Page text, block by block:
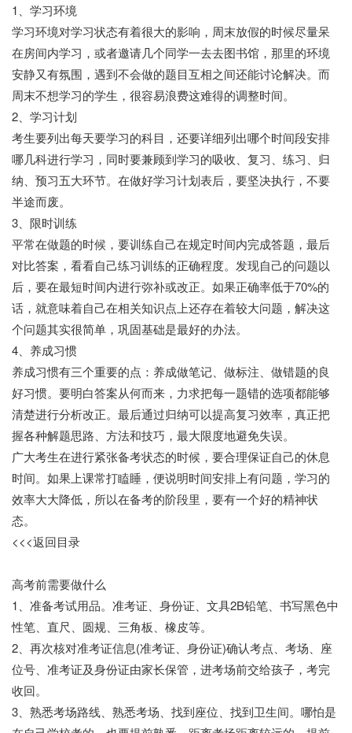
1、学习环境
学习环境对学习状态有着很大的影响，周末放假的时候尽量呆
在房间内学习，或者邀请几个同学一去去图书馆，那里的环境
安静又有氛围，遇到不会做的题目互相之间还能讨论解决。而
周末不想学习的学生，很容易浪费这难得的调整时间。
2、学习计划
考生要列出每天要学习的科目，还要详细列出哪个时间段安排
哪几科进行学习，同时要兼顾到学习的吸收、复习、练习、归
纳、预习五大环节。在做好学习计划表后，要坚决执行，不要
半途而废。
3、限时训练
平常在做题的时候，要训练自己在规定时间内完成答题，最后
对比答案，看看自己练习训练的正确程度。发现自己的问题以
后，要在最短时间内进行弥补或改正。如果正确率低于70%的
话，就意味着自己在相关知识点上还存在着较大问题，解决这
个问题其实很简单，巩固基础是最好的办法。
4、养成习惯
养成习惯有三个重要的点：养成做笔记、做标注、做错题的良
好习惯。要明白答案从何而来，力求把每一题错的选项都能够
清楚进行分析改正。最后通过归纳可以提高复习效率，真正把
握各种解题思路、方法和技巧，最大限度地避免失误。
广大考生在进行紧张备考状态的时候，要合理保证自己的休息
时间。如果上课常打瞌睡，便说明时间安排上有问题，学习的
效率大大降低，所以在备考的阶段里，要有一个好的精神状
态。
<<<返回目录
高考前需要做什么
1、准备考试用品。准考证、身份证、文具2B铅笔、书写黑色中
性笔、直尺、圆规、三角板、橡皮等。
2、再次核对准考证信息(准考证、身份证)确认考点、考场、座
位号、准考证及身份证由家长保管，进考场前交给孩子，考完
收回。
3、熟悉考场路线、熟悉考场、找到座位、找到卫生间。哪怕是